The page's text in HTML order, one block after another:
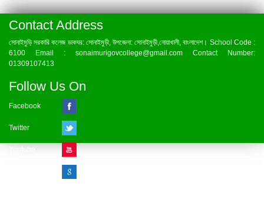
Contact Address
সোনাইমুড়ি সরকারি কলেজ ডাকঘর: সোনাইমুড়ী, উপজেলা: সোনাইমুড়ী,নোয়াখালী, বাংলাদেশ। School Code :
6100 Email : sonaimurigovcollege@gmail.com Contact Number:
01309107413
Follow Us On
Facebook
Twitter